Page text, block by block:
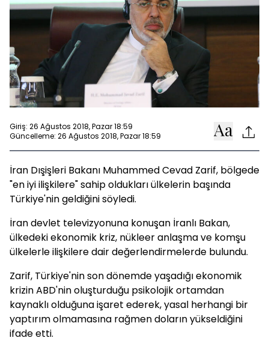
Giriş: 26 Ağustos 2018, Pazar 18:59
Güncelleme: 26 Ağustos 2018, Pazar 18:59
İran Dışişleri Bakanı Muhammed Cevad Zarif, bölgede
"en iyi ilişkilere" sahip oldukları ülkelerin başında
Türkiye'nin geldiğini söyledi.
İran devlet televizyonuna konuşan İranlı Bakan,
ülkedeki ekonomik kriz, nükleer anlaşma ve komşu
ülkelerle ilişkilere dair değerlendirmelerde bulundu.
Zarif, Türkiye'nin son dönemde yaşadığı ekonomik
krizin ABD'nin oluşturduğu psikolojik ortamdan
kaynaklı olduğuna işaret ederek, yasal herhangi bir
yaptırım olmamasına rağmen doların yükseldiğini
ifade etti.